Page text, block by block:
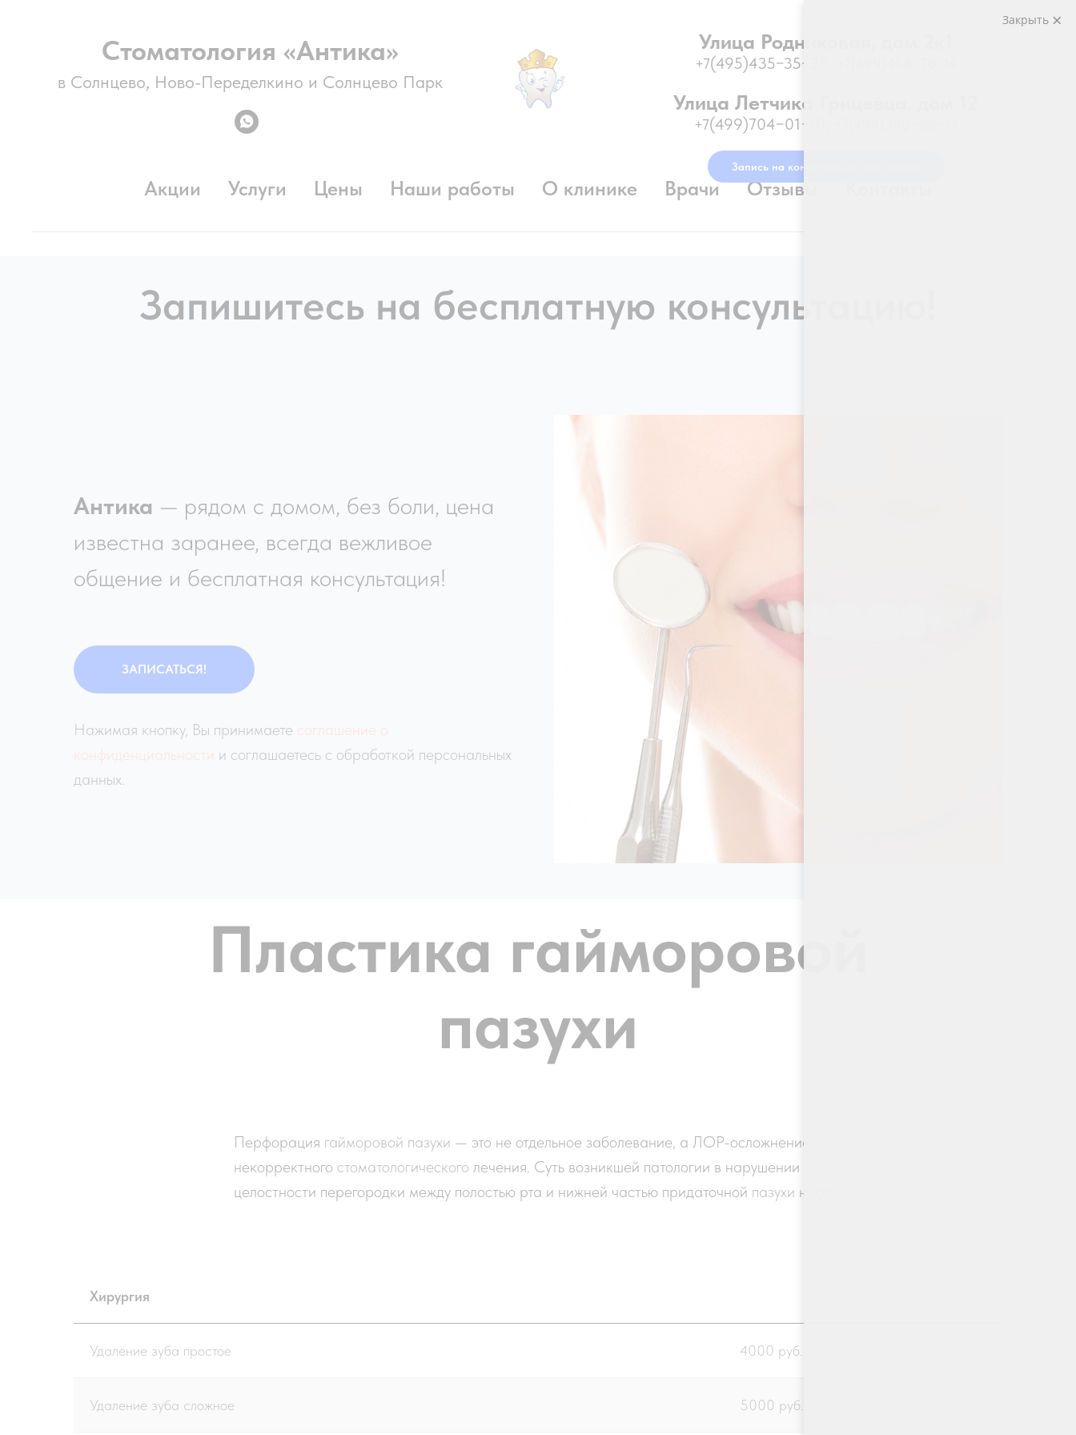
Стоматология «Антика»
в Солнцево, Ново-Переделкино и Солнцево Парк
Улица Родниковая, дом 2к1
+7(495)435−35−28
Улица Летчика Грицевца, дом 12
+7(499)704−01−01
Запись на консультацию или прием!
Акции Услуги Цены Наши работы О клинике Врачи Отзывы
Запишитесь на бесплатную консультацию!
Антика — рядом с домом, без боли, цена
известна заранее, всегда вежливое
общение и бесплатная консультация!
ЗАПИСАТЬСЯ!
Нажимая кнопку, Вы принимаете соглашение о
конфиденциальности и соглашаетесь с обработкой персональных
данных.
Пластика гайморовой
пазухи
Перфорация гайморовой пазухи — это не отдельное заболевание, а ЛОР-осложнение
некорректного стоматологического лечения. Суть возникшей патологии в нарушении
целостности перегородки между полостью рта и нижней частью придаточной пазухи носа.
Хирургия
Удаление зуба простое 4000 руб.
Удаление зуба сложное 5000 руб.
Закрыть